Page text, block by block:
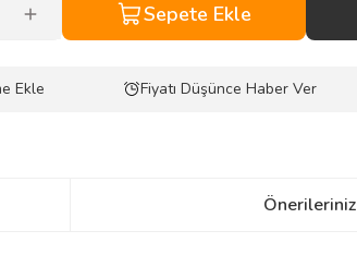
Sepete Ekle
Fiyatı Düşünce Haber Ver
Önerileriniz